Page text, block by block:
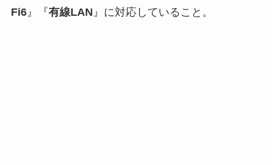
Fi6』『有線LAN』に対応していること。